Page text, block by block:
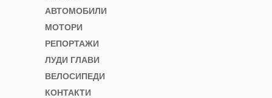
АВТОМОБИЛИ
МОТОРИ
РЕПОРТАЖИ
ЛУДИ ГЛАВИ
ВЕЛОСИПЕДИ
КОНТАКТИ